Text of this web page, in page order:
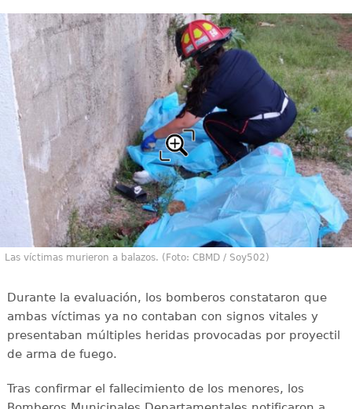
Las víctimas murieron a balazos. (Foto: CBMD / Soy502)
Durante la evaluación, los bomberos constataron que
ambas víctimas ya no contaban con signos vitales y
presentaban múltiples heridas provocadas por proyectil
de arma de fuego.
Tras confirmar el fallecimiento de los menores, los